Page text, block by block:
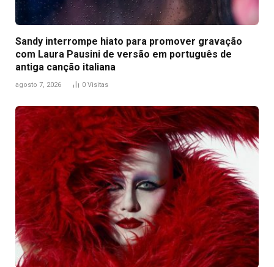
Sandy interrompe hiato para promover gravação
com Laura Pausini de versão em português de
antiga canção italiana
agosto 7, 2026 0 Visitas